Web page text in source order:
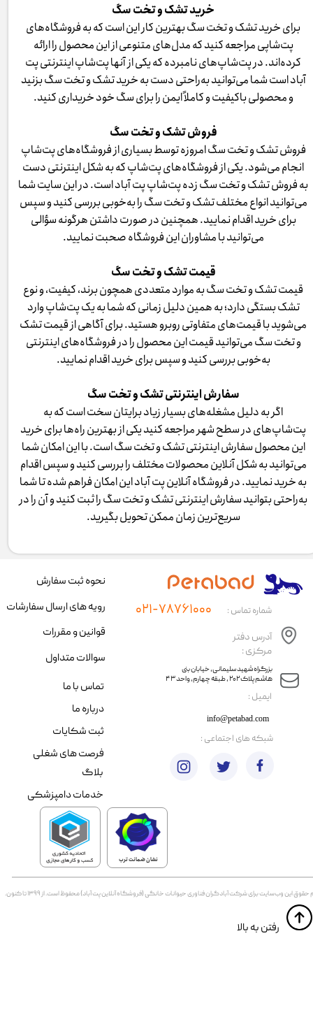
خرید تشک و تخت سگ
برای خرید تشک و تخت سگ بهترین کار این است که به فروشگاه‌های
پت‌شاپی مراجعه کنید که مدل‌های متنوعی از این محصول را ارائه
کرده‌اند. در پت‌شاپ‌های نامبرده که یکی از آنها پت‌شاپ اینترنتی پت
آباد است شما می‌توانید به‌راحتی دست به خرید تشک و تخت سگ بزنید
و محصولی باکیفیت و کاملاً ایمن را برای سگ خود خریداری کنید.
فروش تشک و تخت سگ
فروش تشک و تخت سگ امروزه توسط بسیاری از فروشگاه‌های پت‌شاپ
انجام می‌شود. یکی از فروشگاه‌های پت‌شاپ که به شکل اینترنتی دست
به فروش تشک و تخت سگ زده پت‌شاپ پت آباد است. در این سایت شما
می‌توانید انواع مختلف تشک و تخت سگ را به‌خوبی بررسی کنید و سپس
برای خرید اقدام نمایید. همچنین در صورت داشتن هرگونه سؤالی
می‌توانید با مشاوران این فروشگاه صحبت نمایید.
قیمت تشک و تخت سگ
قیمت تشک و تخت سگ به موارد متعددی همچون برند، کیفیت، و نوع
تشک بستگی دارد؛ به همین دلیل زمانی که شما به یک پت‌شاپ وارد
می‌شوید با قیمت‌های متفاوتی روبرو هستید. برای آگاهی از قیمت تشک
و تخت سگ می‌توانید قیمت این محصول را در فروشگاه‌های اینترنتی
به‌خوبی بررسی کنید و سپس برای خرید اقدام نمایید.
سفارش اینترنتی تشک و تخت سگ
اگر به دلیل مشغله‌های بسیار زیاد برایتان سخت است که به
پت‌شاپ‌های در سطح شهر مراجعه کنید یکی از بهترین راه‌ها برای خرید
این محصول سفارش اینترنتی تشک و تخت سگ است. با این امکان شما
می‌توانید به شکل آنلاین محصولات مختلف را بررسی کنید و سپس اقدام
به خرید نمایید. در فروشگاه آنلاین پت آباد این امکان فراهم شده تا شما
به‌راحتی بتوانید سفارش اینترنتی تشک و تخت سگ را ثبت کنید و آن را در
سریع‌ترین زمان ممکن تحویل بگیرید.
​ایمیل :
آدرس دفتر
مرکزی :
info@petabad.com
​​بزرگراه شهید سلیمانی، خیابان بنی
هاشم پلاک ۲۰۲ ، طبقه چهارم، واحد ۴۳
شماره تماس : ۰۲۱-۷۸۷۶۱۰۰۰
حقوق اين وب‌سايت برای شرکت آبادگران فناوری حیوانات خانگی (فروشگاه آنلاین پت آباد) محفوظ است. از ۱۳۹۹ تا کنون.
​​رفتن به بالا
نحوه ثبت سفارش
رویه های ارسال سفارشات
قوانین و مقررات
سوالات متداول
تماس با ما
درباره ما
ثبت شکایات
فرصت های شغلی
​شبکه های اجتماعی :
بلاگ
خدمات دامپزشکی
نشان ضمانت ترب